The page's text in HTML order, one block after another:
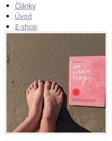
Články
Úvod
E-shop